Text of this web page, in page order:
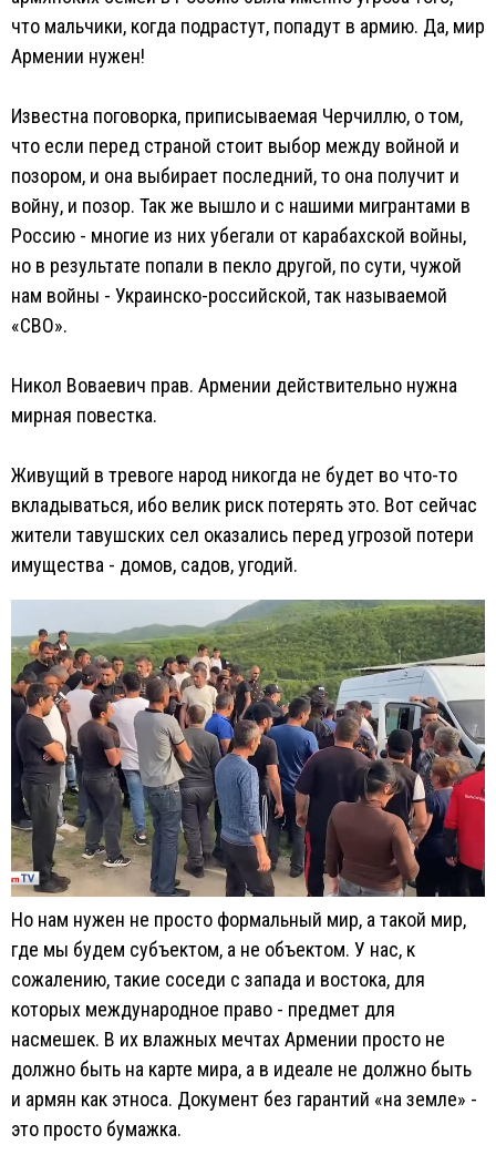
что мальчики, когда подрастут, попадут в армию. Да, мир
Армении нужен!
Известна поговорка, приписываемая Черчиллю, о том,
что если перед страной стоит выбор между войной и
позором, и она выбирает последний, то она получит и
войну, и позор. Так же вышло и с нашими мигрантами в
Россию - многие из них убегали от карабахской войны,
но в результате попали в пекло другой, по сути, чужой
нам войны - Украинско-российской, так называемой
«СВО».
Никол Воваевич прав. Армении действительно нужна
мирная повестка.
Живущий в тревоге народ никогда не будет во что-то
вкладываться, ибо велик риск потерять это. Вот сейчас
жители тавушских сел оказались перед угрозой потери
имущества - домов, садов, угодий.
Но нам нужен не просто формальный мир, а такой мир,
где мы будем субъектом, а не объектом. У нас, к
сожалению, такие соседи с запада и востока, для
которых международное право - предмет для
насмешек. В их влажных мечтах Армении просто не
должно быть на карте мира, а в идеале не должно быть
и армян как этноса. Документ без гарантий «на земле» -
это просто бумажка.